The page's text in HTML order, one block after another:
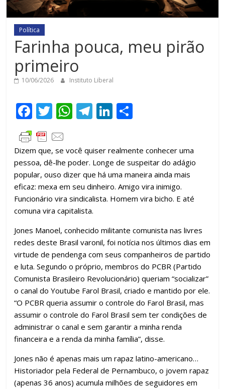
Política
Farinha pouca, meu pirão
primeiro
10/06/2026 Instituto Liberal
F
ac
e
b
o
o
k
T
w
itt
er
W
at
s
A
p
p
T
e
gr
a
m
Li
k
e
dI
n
m
p
ar
til
h
ar
Dizem que, se você quiser realmente conhecer uma
pessoa, dê-lhe poder. Longe de suspeitar do adágio
popular, ouso dizer que há uma maneira ainda mais
eficaz: mexa em seu dinheiro. Amigo vira inimigo.
Funcionário vira sindicalista. Homem vira bicho. E até
comuna vira capitalista.
Jones Manoel, conhecido militante comunista nas livres
redes deste Brasil varonil, foi notícia nos últimos dias em
virtude de pendenga com seus companheiros de partido
e luta. Segundo o próprio, membros do PCBR (Partido
Comunista Brasileiro Revolucionário) queriam “socializar”
o canal do Youtube Farol Brasil, criado e mantido por ele.
“O PCBR queria assumir o controle do Farol Brasil, mas
assumir o controle do Farol Brasil sem ter condições de
administrar o canal e sem garantir a minha renda
financeira e a renda da minha família”, disse.
Jones não é apenas mais um rapaz latino-americano…
Historiador pela Federal de Pernambuco, o jovem rapaz
(apenas 36 anos) acumula milhões de seguidores em